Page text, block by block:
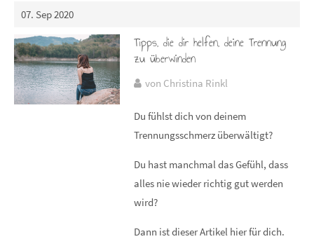
07. Sep 2020
Tipps, die dir helfen, deine Trennung
zu überwinden
von Christina Rinkl
Du fühlst dich von deinem
Trennungsschmerz überwältigt?
Du hast manchmal das Gefühl, dass
alles nie wieder richtig gut werden
wird?
Dann ist dieser Artikel hier für dich.